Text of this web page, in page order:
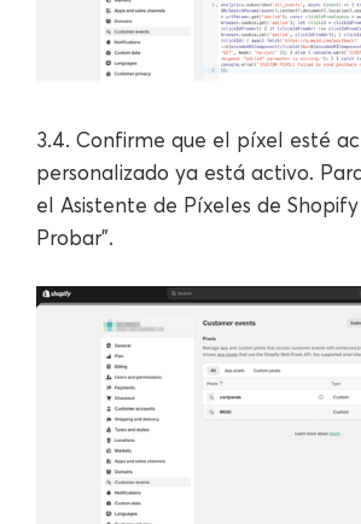
3.4. Confirme que el píxel esté
personalizado ya está activo.
el Asistente de Píxeles de
Probar".